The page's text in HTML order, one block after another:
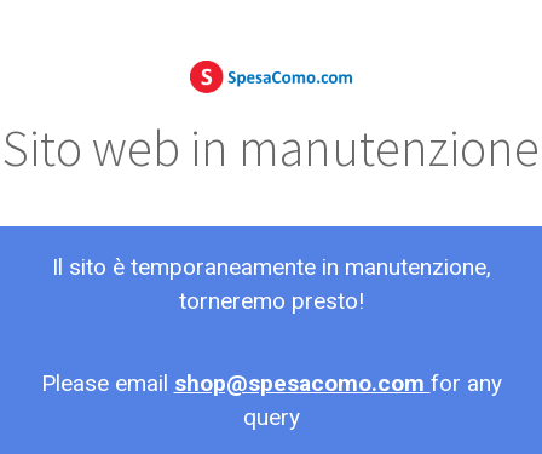
Sito web in manutenzione
Il sito è temporaneamente in manutenzione,
torneremo presto!
Please email shop@spesacomo.com for any
query